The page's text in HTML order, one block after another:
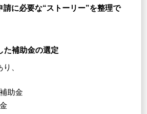
請に必要な“ストーリー”を整理で
補助金の選定
、
助金